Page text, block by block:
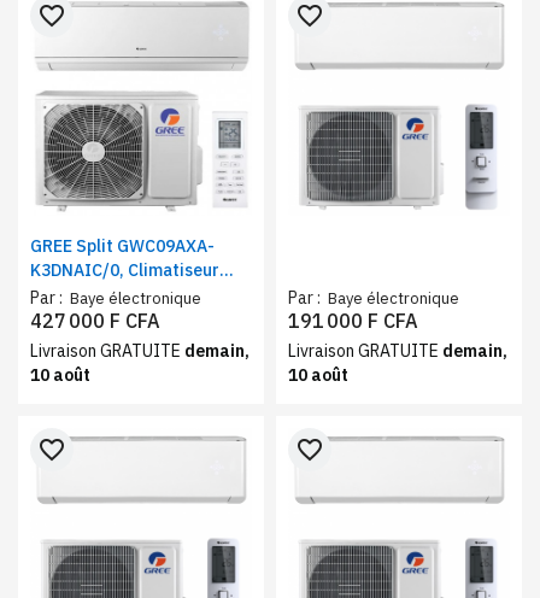
GREE Split GWC09AXA-
K3DNAIC/0, Climatiseur
inverter, Réfrigérant
R410A, 3 CV
Par : Baye électronique
favorite_border
427 000 F CFA
Livraison GRATUITE demain,
10 août
Par : Baye électronique
favorite_border
191 000 F CFA
Livraison GRATUITE demain,
10 août
favorite_border favorite_border